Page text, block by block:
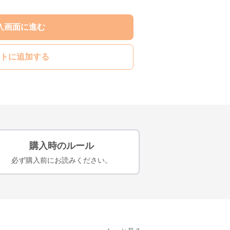
画面に進む
に追加する
購入時のルール
必ず購入前にお読みください。